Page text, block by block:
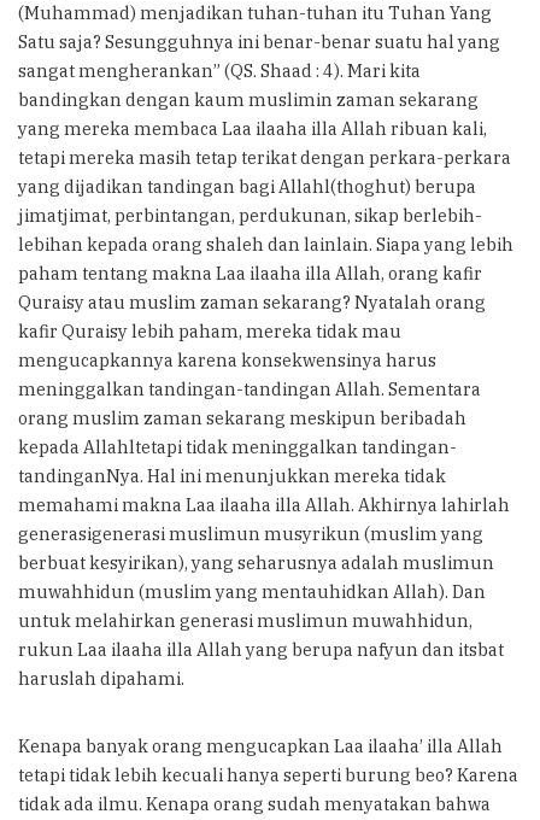
(Muhammad) menjadikan tuhan-tuhan itu Tuhan Yang
Satu saja? Sesungguhnya ini benar-benar suatu hal yang
sangat mengherankan” (QS. Shaad : 4). Mari kita
bandingkan dengan kaum muslimin zaman sekarang
yang mereka membaca Laa ilaaha illa Allah ribuan kali,
tetapi mereka masih tetap terikat dengan perkara-perkara
yang dijadikan tandingan bagi Allahl(thoghut) berupa
jimatjimat, perbintangan, perdukunan, sikap berlebih-
lebihan kepada orang shaleh dan lainlain. Siapa yang lebih
paham tentang makna Laa ilaaha illa Allah, orang kafir
Quraisy atau muslim zaman sekarang? Nyatalah orang
kafir Quraisy lebih paham, mereka tidak mau
mengucapkannya karena konsekwensinya harus
meninggalkan tandingan-tandingan Allah. Sementara
orang muslim zaman sekarang meskipun beribadah
kepada Allahltetapi tidak meninggalkan tandingan-
tandinganNya. Hal ini menunjukkan mereka tidak
memahami makna Laa ilaaha illa Allah. Akhirnya lahirlah
generasigenerasi muslimun musyrikun (muslim yang
berbuat kesyirikan), yang seharusnya adalah muslimun
muwahhidun (muslim yang mentauhidkan Allah). Dan
untuk melahirkan generasi muslimun muwahhidun,
rukun Laa ilaaha illa Allah yang berupa nafyun dan itsbat
haruslah dipahami.
Kenapa banyak orang mengucapkan Laa ilaaha’ illa Allah
tetapi tidak lebih kecuali hanya seperti burung beo? Karena
tidak ada ilmu. Kenapa orang sudah menyatakan bahwa